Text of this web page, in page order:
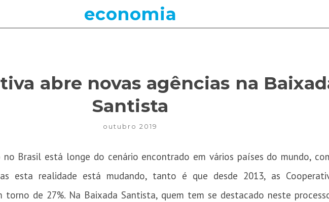
economia
abre novas agências na
Santista
outubro 2019
Brasil está longe do cenário encontrado em vários países do mundo,
esta realidade está mudando, tanto é que desde 2013, as
torno de 27%. Na Baixada Santista, quem tem se destacado neste